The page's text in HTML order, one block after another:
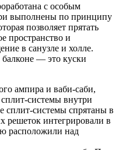
с особым
выполнены по принципу
позволяет прятать
пространство и
в санузле и холле.
— это куски
ампира и ваби-саби,
системы внутри
сплит-системы спрятаны в
решеток интегрировали в
расположили над